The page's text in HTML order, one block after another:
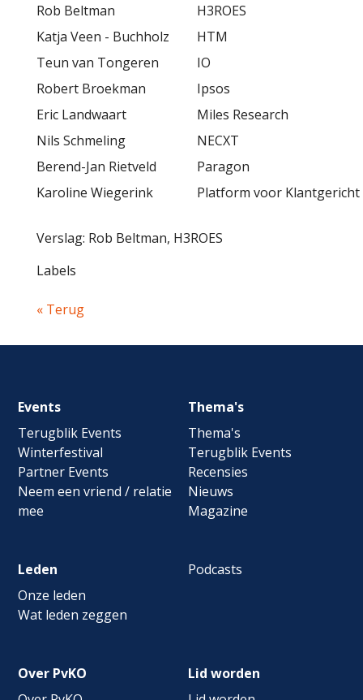
Rob Beltman
H3ROES
Katja Veen - Buchholz
HTM
Teun van Tongeren
IO
Robert Broekman
Ipsos
Eric Landwaart
Miles Research
Nils Schmeling
NECXT
Berend-Jan Rietveld
Paragon
Karoline Wiegerink
Platform voor Klantgericht
Verslag: Rob Beltman, H3ROES
Labels
« Terug
Footer
navigation
Events
Terugblik Events
Winterfestival
Partner Events
Neem een vriend / relatie
mee
Thema's
Thema's
Terugblik Events
Recensies
Nieuws
Magazine
Leden
Onze leden
Wat leden zeggen
Podcasts
Over PvKO
Lid worden